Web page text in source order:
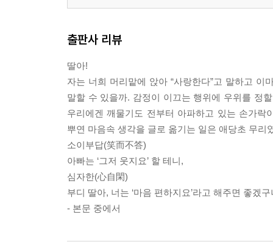
출판사 리뷰
딸아!
자는 너희 머리맡에 앉아 “사랑한다”고 말하고
말할 수 있을까. 감정이 이끄는 행위에 우위를 정
우리에겐 깨물기도 전부터 아파하고 있는 손가
뿌연 마음속 생각을 글로 옮기는 일은 애당초 무
소이부답(笑而不答)
아빠는 ‘그저 웃지요’ 할 테니,
심자한(心自閑)
부디 딸아, 너는 ‘마음 편하지요’라고 해주면 좋겠구
- 본문 중에서